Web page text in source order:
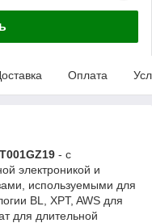
Оплата
- с
электроникой и
используемыми для
BL, XPT, AWS для
для длительной